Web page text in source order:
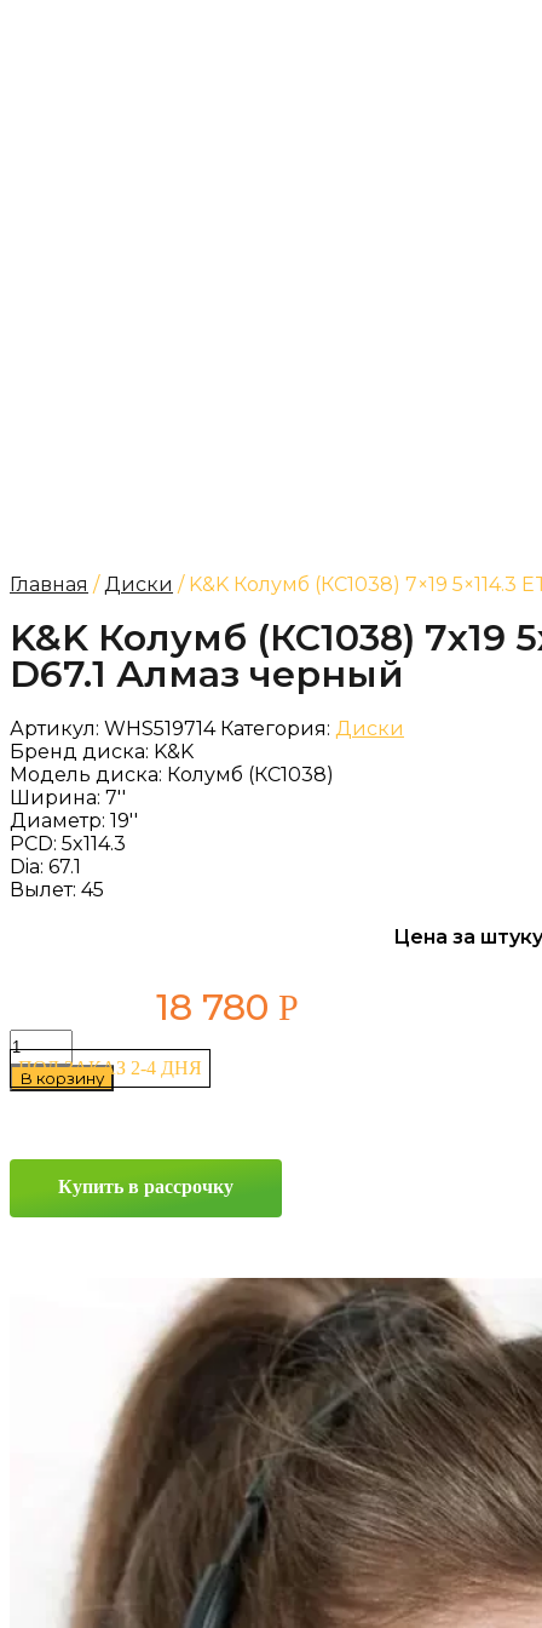
Главная /Диски / K&K Колумб (КС1038) 7×19 5×114.3
K&K Колумб (КС1038) 7x19
D67.1 Алмаз черный
Артикул: WHS519714 Категория: Диски
Бренд диска: K&K
Модель диска: Колумб (КС1038)
Ширина: 7''
Диаметр: 19''
PCD: 5x114.3
Dia: 67.1
Вылет: 45
Цена за
18 780 Р
ПОД ЗАКАЗ 2-4 ДНЯ
Количество
товара
K&K
5x114.3
D67.1
В корзину
Купить в рассрочку